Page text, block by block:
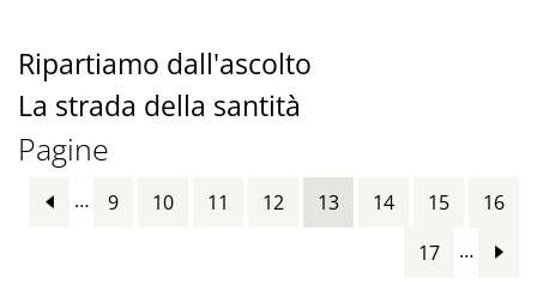
Ripartiamo dall'ascolto
La strada della santità
Pagine
… 9 10 11 12 13 14 15
16
17
…